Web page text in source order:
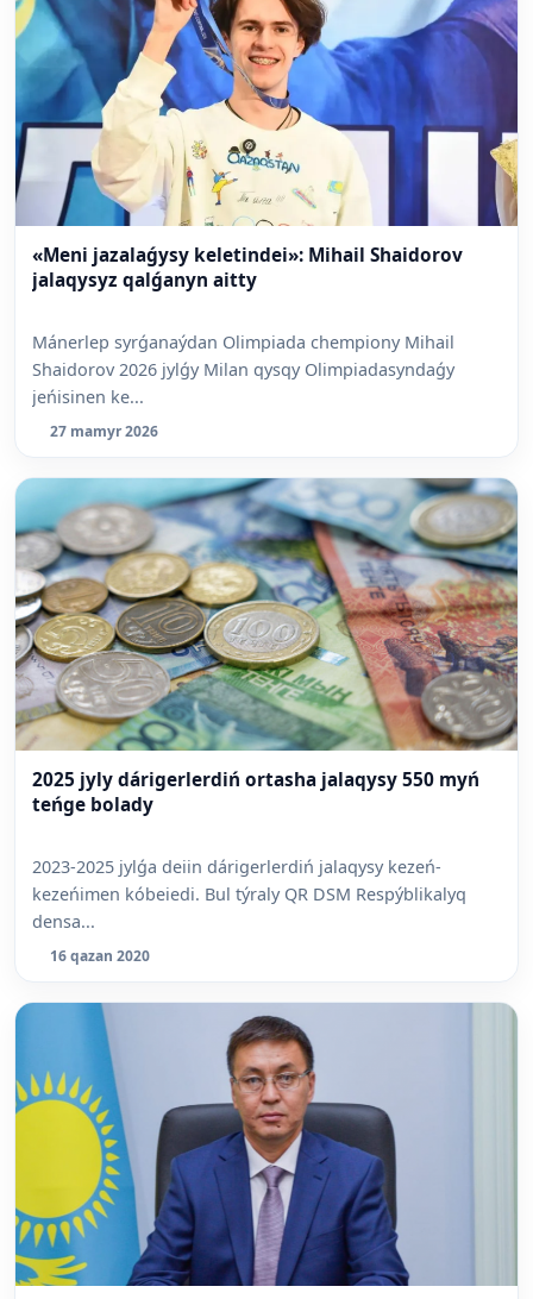
«Meni jazalaǵysy keletindei»: Mihail Shaidorov
jalaqysyz qalǵanyn aitty
Mánerlep syrǵanaýdan Olimpiada chempiony Mihail
Shaidorov 2026 jylǵy Milan qysqy Olimpiadasyndaǵy
jeńisinen ke...
27 mamyr 2026
2025 jyly dárigerlerdiń ortasha jalaqysy 550 myń
teńge bolady
2023-2025 jylǵa deiin dárigerlerdiń jalaqysy kezeń-
kezeńimen kóbeiedi. Bul týraly QR DSM Respýblikalyq
densa...
16 qazan 2020